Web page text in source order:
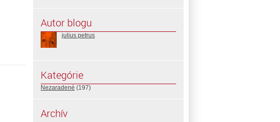
Autor blogu
julius petrus
Kategórie
Nezaradené (197)
Archív